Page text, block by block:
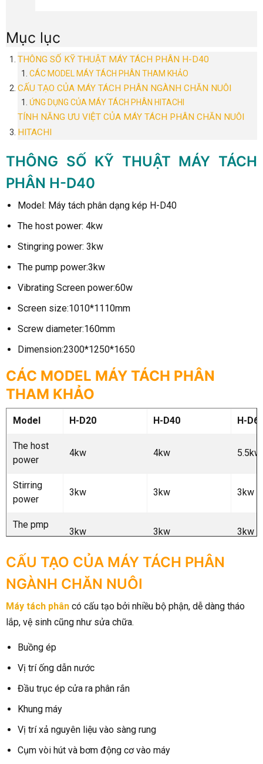
Mục lục
THÔNG SỐ KỸ THUẬT MÁY TÁCH PHÂN H-D40
CÁC MODEL MÁY TÁCH PHÂN THAM KHẢO
CẤU TẠO CỦA MÁY TÁCH PHÂN NGÀNH CHĂN NUÔI
ỨNG DỤNG CỦA MÁY TÁCH PHÂN HITACHI
TÍNH NĂNG ƯU VIỆT CỦA MÁY TÁCH PHÂN CHĂN NUÔI
HITACHI
THÔNG SỐ KỸ THUẬT MÁY TÁCH
PHÂN H-D40
Model: Máy tách phân dạng kép H-D40
The host power: 4kw
Stingring power: 3kw
The pump power:3kw
Vibrating Screen power:60w
Screen size:1010*1110mm
Screw diameter:160mm
Dimension:2300*1250*1650
CÁC MODEL MÁY TÁCH PHÂN
THAM KHẢO
Model H-D20 H-D40 H-
The host
power
4kw 4kw 5.5kw
Stirring
power
3kw 3kw 3kw
The pmp
power
3kw 3kw 3kw
Vibrating
screen
power
30kw
Screen
1010*80mm
diameter
160mm
Dimension
mm
CẤU TẠO CỦA MÁY TÁCH PHÂN
NGÀNH CHĂN NUÔI
Máy tách phân có cấu tạo bởi nhiều bộ phận, dễ dàng tháo
lắp, vệ sinh cũng như sửa chữa.
Buồng ép
Vị trí ống dẫn nước
Đầu trục ép cửa ra phân rắn
Khung máy
Vị trí xả nguyên liệu vào sàng rung
Cụm vòi hút và bơm động cơ vào máy